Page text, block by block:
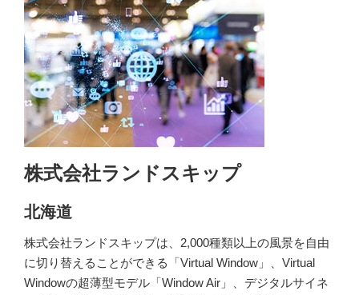
株式会社ランドスキップ
北海道
株式会社ランドスキップは、2,000種類以上の風景を自由
に切り替えることができる「Virtual Window」、Virtual
Windowの超薄型モデル「Window Air」、デジタルサイネ